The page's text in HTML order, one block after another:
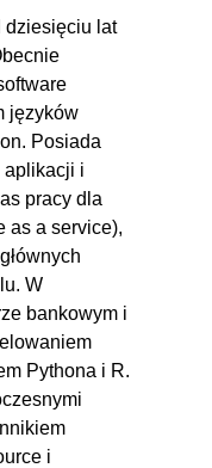
dziesięciu lat
języków
Posiada
aplikacji i
pracy dla
as a service),
W
bankowym i
Pythona i R.
i